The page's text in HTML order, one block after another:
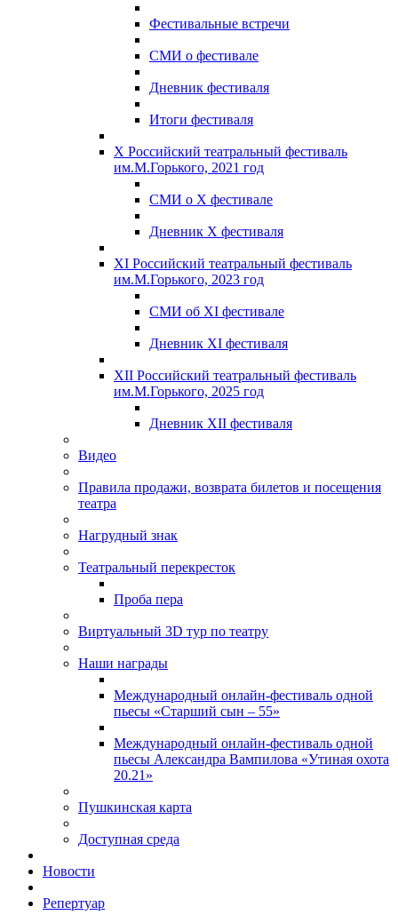
Фестивальные встречи
СМИ о фестивале
Дневник фестиваля
Итоги фестиваля
X Российский театральный фестиваль
им.М.Горького, 2021 год
СМИ о X фестивале
Дневник X фестиваля
XI Российский театральный фестиваль
им.М.Горького, 2023 год
СМИ об XI фестивале
Дневник XI фестиваля
XII Российский театральный фестиваль
им.М.Горького, 2025 год
Дневник XII фестиваля
Видео
Правила продажи, возврата билетов и посещения
театра
Нагрудный знак
Театральный перекресток
Проба пера
Виртуальный 3D тур по театру
Наши награды
Международный онлайн-фестиваль одной
пьесы «Старший сын – 55»
Международный онлайн-фестиваль одной
пьесы Александра Вампилова «Утиная охота
20.21»
Пушкинская карта
Доступная среда
Новости
Репертуар